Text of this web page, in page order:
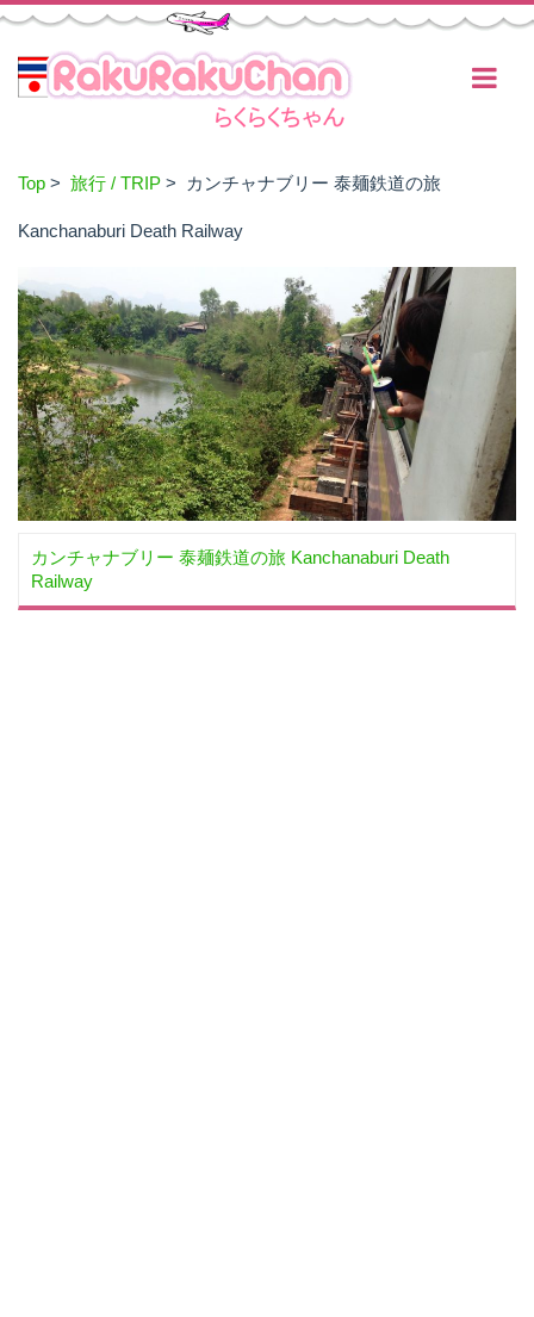
Top > 旅行 / TRIP > カンチャナブリー 泰麺鉄道の旅
Kanchanaburi Death Railway
カンチャナブリー 泰麺鉄道の旅 Kanchanaburi Death
Railway